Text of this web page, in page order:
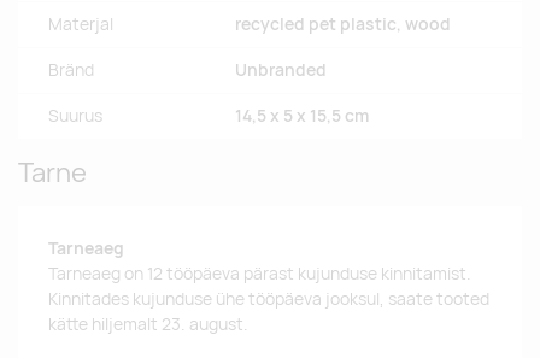
Materjal recycled pet plastic, wood
Bränd Unbranded
Suurus 14,5 x 5 x 15,5 cm
Tarne
Tarneaeg
Tarneaeg on 12 tööpäeva pärast kujunduse kinnitamist.
Kinnitades kujunduse ühe tööpäeva jooksul, saate tooted
kätte hiljemalt 23. august.